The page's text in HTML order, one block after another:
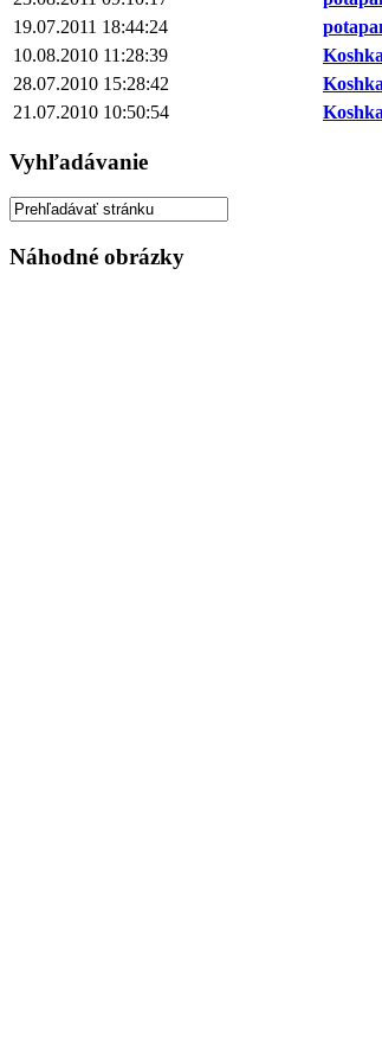
19.07.2011 18:44:24
10.08.2010 11:28:39
28.07.2010 15:28:42
21.07.2010 10:50:54
Vyhľadávanie
Náhodné obrázky